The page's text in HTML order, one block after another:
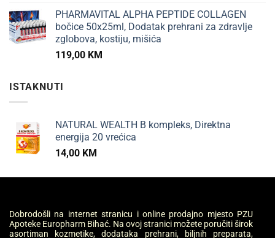
PHARMAVITAL ALPHA PEPTIDE COLLAGEN
bočice 50x25ml, Dodatak prehrani za zdravlje
zglobova, kostiju, mišića
119,00 KM
ISTAKNUTI
NATURAL WEALTH B kompleks, Direktna
energija 20 vrećica
14,00 KM
Dobrodošli na internet stranicu i online prodajno mjesto PZU
Apoteke Europharm Bihać. Na ovoj stranici možete poručiti širok
asortiman kozmetike, dodataka prehrani, biljnih preparata,